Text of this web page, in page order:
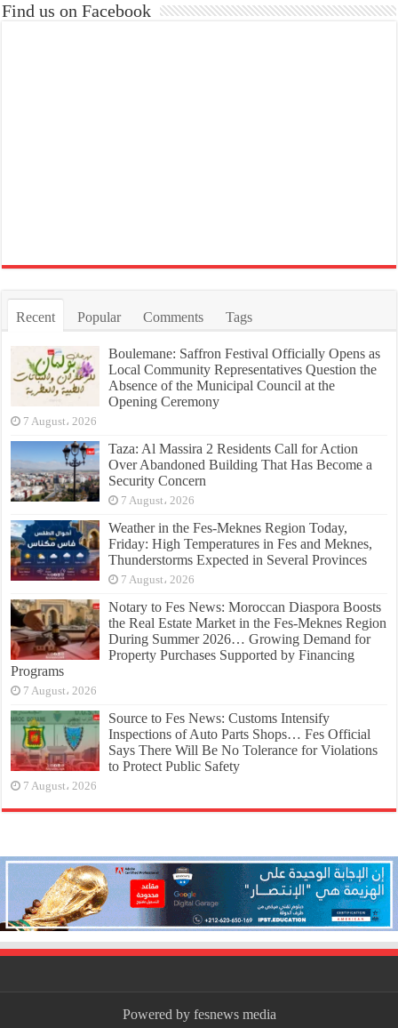
Find us on Facebook
Recent Popular Comments Tags
Boulemane: Saffron Festival Officially Opens as
Local Community Representatives Question the
Absence of the Municipal Council at the
Opening Ceremony
7 August، 2026
Taza: Al Massira 2 Residents Call for Action
Over Abandoned Building That Has Become a
Security Concern
7 August، 2026
Weather in the Fes-Meknes Region Today,
Friday: High Temperatures in Fes and Meknes,
Thunderstorms Expected in Several Provinces
7 August، 2026
Notary to Fes News: Moroccan Diaspora Boosts
the Real Estate Market in the Fes-Meknes Region
During Summer 2026… Growing Demand for
Property Purchases Supported by Financing
Programs
7 August، 2026
Source to Fes News: Customs Intensify
Inspections of Auto Parts Shops… Fes Official
Says There Will Be No Tolerance for Violations
to Protect Public Safety
7 August، 2026
Powered by fesnews media